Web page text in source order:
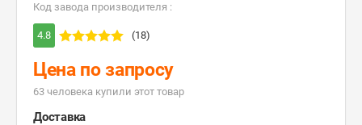
Код завода производителя :
4.8 (18)
Цена по запросу
63 человекa купили этот товар
Доставка